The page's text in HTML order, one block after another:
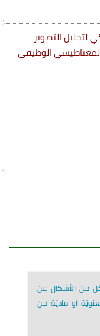
لتحليل التصوير
المغناطيسي الوظيفي
من الأشكال عن
أو ماديّة من